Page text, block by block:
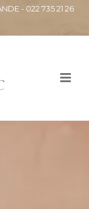
- 022 735 21 26